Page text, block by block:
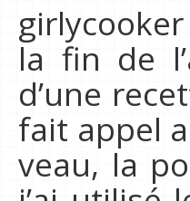
la fin de
d’une
fait appel
veau, la